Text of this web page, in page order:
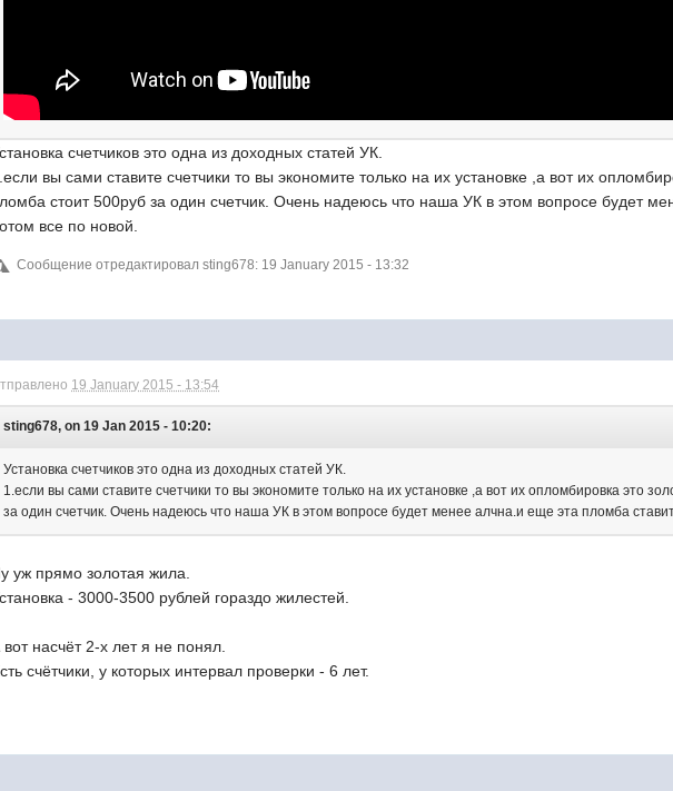
счетчиков это одна из доходных статей УК.
вы сами ставите счетчики то вы экономите только на их установке ,а вот их
стоит 500руб за один счетчик. Очень надеюсь что наша УК в этом вопросе будет
все по новой.
Сообщение отредактировал sting678: 19 January 2015 - 13:32
19 January 2015 - 13:54
sting678, on 19 Jan 2015 - 10:20:
Установка счетчиков это одна из доходных статей УК.
1.если вы сами ставите счетчики то вы экономите только на их установке ,а вот их опломбировка это
за один счетчик. Очень надеюсь что наша УК в этом вопросе будет менее алчна.и еще эта пломба
уж прямо золотая жила.
- 3000-3500 рублей гораздо жилестей.
вот насчёт 2-х лет я не понял.
счётчики, у которых интервал проверки - 6 лет.